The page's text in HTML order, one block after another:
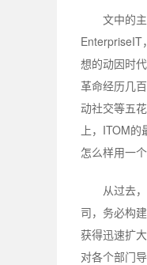
文中的
EnterpriseIT
想的动因时
革命经历几
动社交等五
上，ITOM
怎么样用一
从过去，
司，务必构
获得迅速扩
对各个部门